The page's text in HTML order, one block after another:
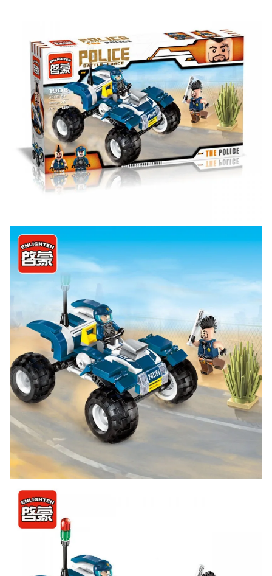
нашем сайте и получите купон на скидку 50₽ за
текстовый отзыв или 100₽ за отзыв с фото.
Скидка за отзыв
на Яндекс.Маркете 150₽
Оставьте отзыв (не менее 50 символов) о товаре
через системуЯндекс.Маркетс обязательным
указанием номера и даты заказа в нашем магазине
и получите купон на скидку 150₽
...уже сейчас
Подробные условия всех акций и бонусов...